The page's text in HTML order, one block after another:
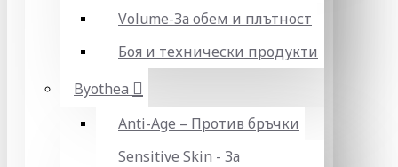
Volume-За обем и плътност
Боя и технически продукти
Byothea
Anti-Age – Против бръчки
Sensitive Skin - За